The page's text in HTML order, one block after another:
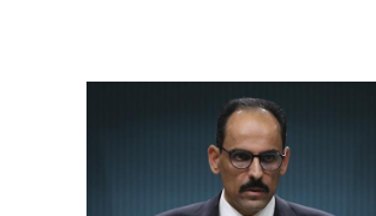
Söz konusu hedeflerden